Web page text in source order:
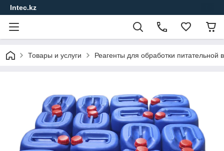
Intec.kz
Товары и услуги Реагенты для обработки питательной